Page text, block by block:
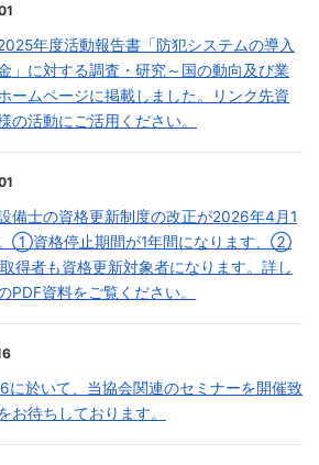
年度活動報告書「防犯システムの導入
」に対する調査・研究～国の動向及び業
ムページに掲載しました。リンク先資
の活動にご活用ください。
備士の資格更新制度の改正が2026年4月1
①資格停止期間が1年間になります、②
得者も資格更新対象者になります。詳し
PDF資料をご覧ください。
に於いて、当協会関連のセミナーを開催致
お待ちしております。